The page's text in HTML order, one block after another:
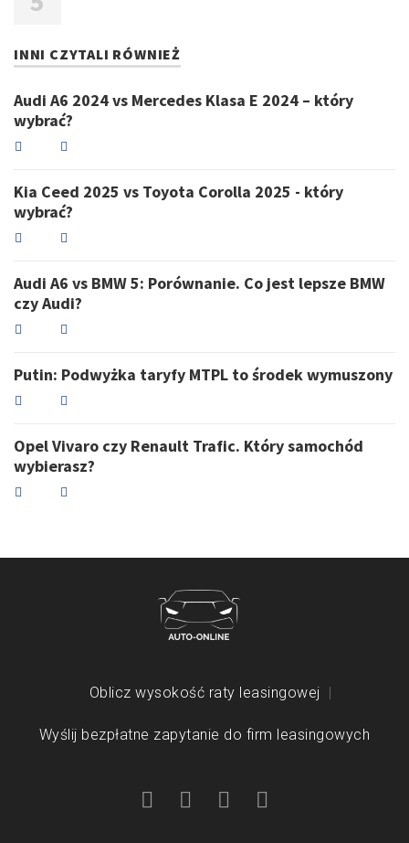
INNI CZYTALI RÓWNIEŻ
Audi A6 2024 vs Mercedes Klasa E 2024 – który
wybrać?
Kia Ceed 2025 vs Toyota Corolla 2025 - który
wybrać?
Audi A6 vs BMW 5: Porównanie. Co jest lepsze BMW
czy Audi?
Putin: Podwyżka taryfy MTPL to środek wymuszony
Opel Vivaro czy Renault Trafic. Który samochód
wybierasz?
Oblicz wysokość raty leasingowej
Wyślij bezpłatne zapytanie do firm leasingowych